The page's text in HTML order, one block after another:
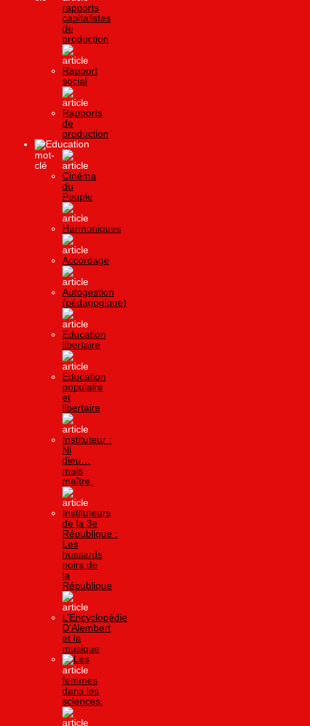
rapports
capitalistes
de
production
Rapport
social
Rapports
de
production
Education
Cinéma
du
Peuple
Harmoniques
Accordage
Autogestion
(pédagogique)
Education
libertaire
Education
populaire
et
libertaire
Instituteur :
Ni
dieu…
mais
maître.
Instituteurs
de la 3e
République :
Les
hussards
noirs de
la
République
L’Encyclopédie
D’Alembert
et la
musique
Les
femmes
dans les
sciences.